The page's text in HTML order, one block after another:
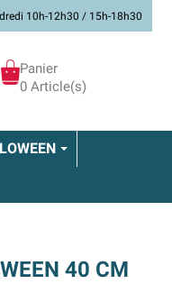
10h-12h30 / 15h-18h30
Panier
0 Article(s)
40 CM